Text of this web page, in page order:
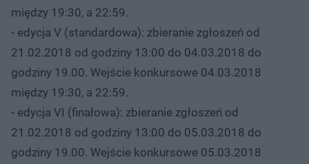
między 19:30, a 22:59.
- edycja V (standardowa): zbieranie zgłoszeń od
21.02.2018 od godziny 13:00 do 04.03.2018 do
godziny 19.00. Wejście konkursowe 04.03.2018
między 19:30, a 22:59.
- edycja VI (finałowa): zbieranie zgłoszeń od
21.02.2018 od godziny 13:00 do 05.03.2018 do
godziny 19.00. Wejście konkursowe 05.03.2018